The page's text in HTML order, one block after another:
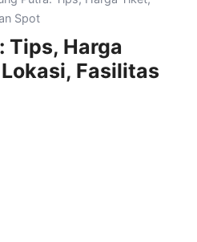
Spot
Tips, Harga
Fasilitas